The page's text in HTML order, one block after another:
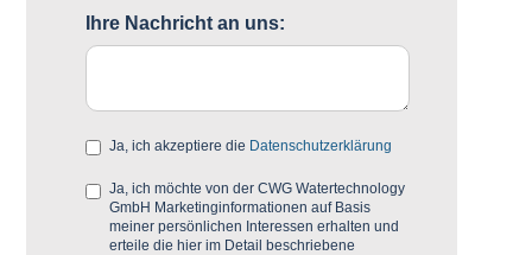
Ihre Nachricht an uns:
Ja, ich akzeptiere die Datenschutzerklärung
Ja, ich möchte von der CWG Watertechnology
GmbH Marketinginformationen auf Basis
meiner persönlichen Interessen erhalten und
erteile die hier im Detail beschriebene